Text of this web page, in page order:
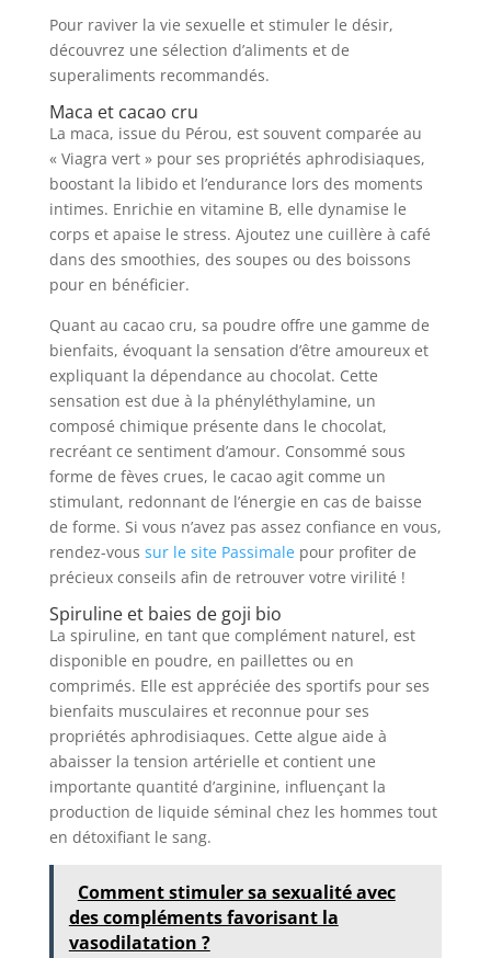
Pour raviver la vie sexuelle et stimuler le désir,
découvrez une sélection d’aliments et de
superaliments recommandés.
Maca et cacao cru
La maca, issue du Pérou, est souvent comparée au
« Viagra vert » pour ses propriétés aphrodisiaques,
boostant la libido et l’endurance lors des moments
intimes. Enrichie en vitamine B, elle dynamise le
corps et apaise le stress. Ajoutez une cuillère à café
dans des smoothies, des soupes ou des boissons
pour en bénéficier.
Quant au cacao cru, sa poudre offre une gamme de
bienfaits, évoquant la sensation d’être amoureux et
expliquant la dépendance au chocolat. Cette
sensation est due à la phényléthylamine, un
composé chimique présente dans le chocolat,
recréant ce sentiment d’amour. Consommé sous
forme de fèves crues, le cacao agit comme un
stimulant, redonnant de l’énergie en cas de baisse
de forme. Si vous n’avez pas assez confiance en vous,
rendez-vous sur le site Passimalepour profiter de
précieux conseils afin de retrouver votre virilité !
Spiruline et baies de goji bio
La spiruline, en tant que complément naturel, est
disponible en poudre, en paillettes ou en
comprimés. Elle est appréciée des sportifs pour ses
bienfaits musculaires et reconnue pour ses
propriétés aphrodisiaques. Cette algue aide à
abaisser la tension artérielle et contient une
importante quantité d’arginine, influençant la
production de liquide séminal chez les hommes tout
en détoxifiant le sang.
Comment stimuler sa sexualité avec
des compléments favorisant la
vasodilatation ?